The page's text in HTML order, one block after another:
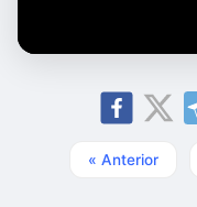
« Anterior